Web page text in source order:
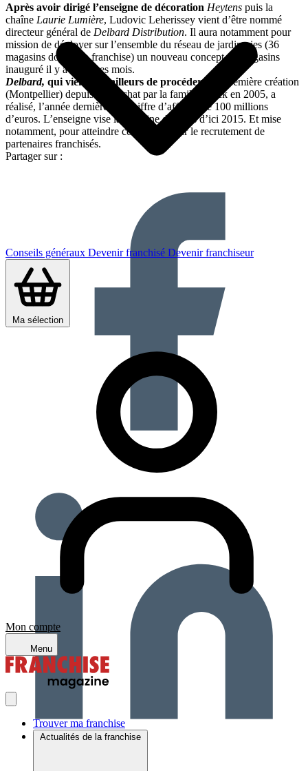
Conseils généraux Devenir franchisé Devenir franchiseur
Ma sélection
Mon compte
Menu
Trouver ma franchise
Actualités de la franchise
Après avoir dirigé l’enseigne de décoration Heytens puis la
chaîne Laurie Lumière, Ludovic Leherissey vient d’être nommé
directeur général de Delbard Distribution. Il aura notamment pour
mission de déployer sur l’ensemble du réseau de jardineries (36
magasins dont 4 en franchise) un nouveau concept de magasins
inauguré il y a quelques mois.
Delbard, qui vient par ailleurs de procéder à sa première création
(Montpellier) depuis son rachat par la famille Torck en 2005, a
réalisé, l’année dernière, un chiffre d’affaires de 100 millions
d’euros. L’enseigne vise la centaine d’unités d’ici 2015. Et mise
notamment, pour atteindre cet objectif, sur le recrutement de
partenaires franchisés.
Partager sur :